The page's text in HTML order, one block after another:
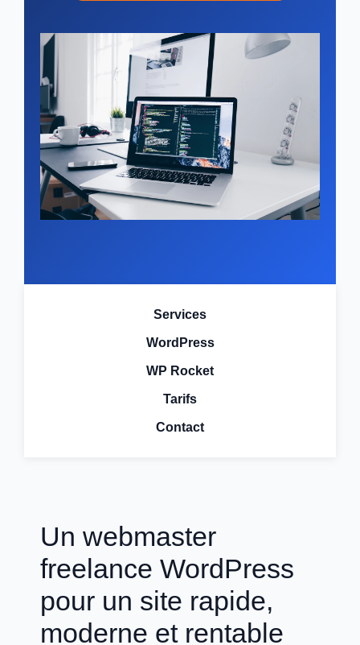
Services
WordPress
WP Rocket
Tarifs
Contact
Un webmaster
freelance WordPress
pour un site rapide,
moderne et rentable